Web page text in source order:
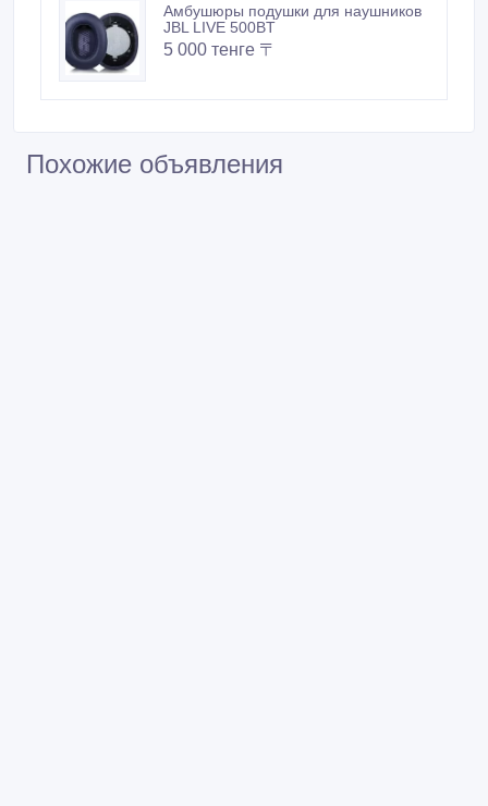
Амбушюры подушки для наушников
JBL LIVE 500BT
5 000 тенге 〒
Похожие объявления